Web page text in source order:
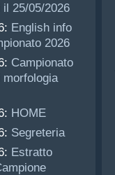
25/05/2026
English info
2026
Campionato
morfologia
HOME
Segreteria
Estratto